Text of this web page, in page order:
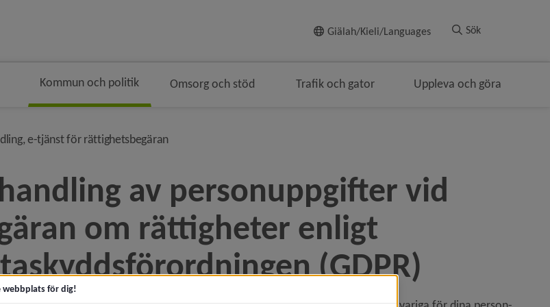
Giälah/Kieli/Languages Sök
Kommun och politik Omsorg och stöd Trafik och gator Uppleva och göra
e-tjänst för rättighetsbegärannivå i brödsmulenavigeringen
organisation
av personuppgifter vid
om rättigheter enligt
(GDPR)
webbplats för dig!